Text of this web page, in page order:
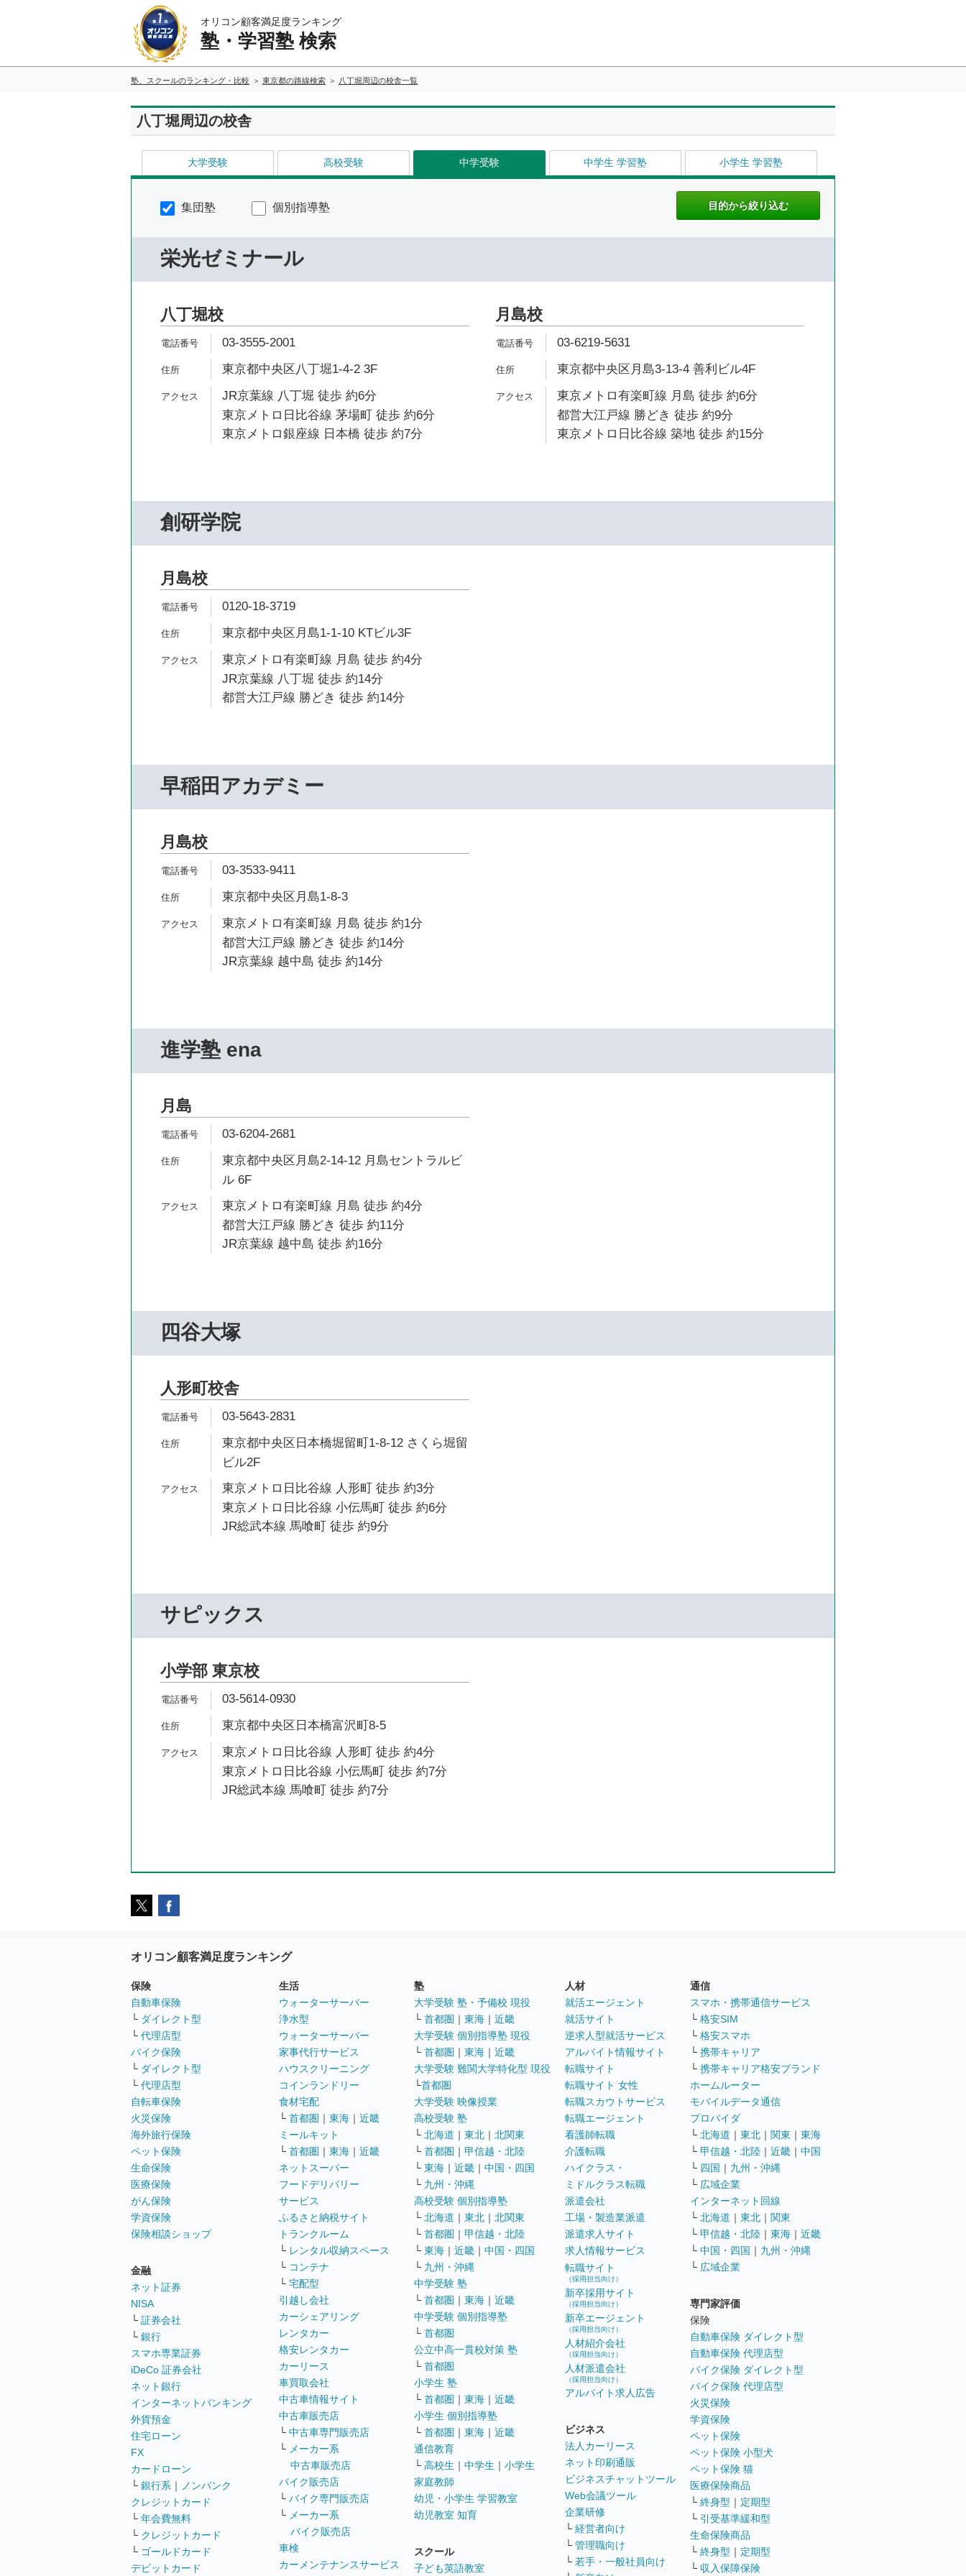
オリコン顧客満足度ランキング
塾・学習塾 検索
塾、スクールのランキング・比較 東京都の路線検索 八丁堀周辺の校舎一覧
八丁堀周辺の校舎
大学受験 高校受験 中学受験 中学生 学習塾 小学生 学習塾
集団塾 個別指導塾
栄光ゼミナール
八丁堀校
03-3555-2001
東京都中央区八丁堀1-4-2 3F
JR京葉線 八丁堀 徒歩 約6分
東京メトロ日比谷線 茅場町 徒歩 約6分
東京メトロ銀座線 日本橋 徒歩 約7分
月島校
03-6219-5631
東京都中央区月島3-13-4 善利ビル4F
東京メトロ有楽町線 月島 徒歩 約6分
都営大江戸線 勝どき 徒歩 約9分
東京メトロ日比谷線 築地 徒歩 約15分
創研学院
月島校
0120-18-3719
東京都中央区月島1-1-10 KTビル3F
東京メトロ有楽町線 月島 徒歩 約4分
JR京葉線 八丁堀 徒歩 約14分
都営大江戸線 勝どき 徒歩 約14分
早稲田アカデミー
月島校
03-3533-9411
東京都中央区月島1-8-3
東京メトロ有楽町線 月島 徒歩 約1分
都営大江戸線 勝どき 徒歩 約14分
JR京葉線 越中島 徒歩 約14分
進学塾 ena
月島
03-6204-2681
東京都中央区月島2-14-12 月島セントラルビ
ル 6F
東京メトロ有楽町線 月島 徒歩 約4分
都営大江戸線 勝どき 徒歩 約11分
JR京葉線 越中島 徒歩 約16分
四谷大塚
人形町校舎
03-5643-2831
東京都中央区日本橋堀留町1-8-12 さくら堀留
ビル2F
東京メトロ日比谷線 人形町 徒歩 約3分
東京メトロ日比谷線 小伝馬町 徒歩 約6分
JR総武本線 馬喰町 徒歩 約9分
サピックス
小学部 東京校
03-5614-0930
東京都中央区日本橋富沢町8-5
東京メトロ日比谷線 人形町 徒歩 約4分
東京メトロ日比谷線 小伝馬町 徒歩 約7分
JR総武本線 馬喰町 徒歩 約7分
オリコン顧客満足度ランキング
保険
自動車保険
└ ダイレクト型
└ 代理店型
バイク保険
└ ダイレクト型
└ 代理店型
自転車保険
火災保険
海外旅行保険
ペット保険
生命保険
医療保険
がん保険
学資保険
保険相談ショップ
金融
ネット証券
NISA
└ 証券会社
└ 銀行
スマホ専業証券
iDeCo 証券会社
ネット銀行
インターネットバンキング
外貨預金
住宅ローン
FX
カードローン
└ 銀行系 ｜
ノンバンク
クレジットカード
└ 年会費無料
└ クレジットカード
└ ゴールドカード
デビットカード
生活
ウォーターサーバー
浄水型
ウォーターサーバー
家事代行サービス
ハウスクリーニング
コインランドリー
食材宅配
└ 首都圏 ｜ 東海 ｜ 近畿
ミールキット
└ 首都圏 ｜ 東海 ｜ 近畿
ネットスーパー
フードデリバリー
サービス
ふるさと納税サイト
トランクルーム
└ レンタル収納スペース
└ コンテナ
└ 宅配型
引越し会社
カーシェアリング
レンタカー
格安レンタカー
カーリース
車買取会社
中古車情報サイト
中古車販売店
└ 中古車専門販売店
└ メーカー系
中古車販売店
バイク販売店
└ バイク専門販売店
└ メーカー系
バイク販売店
車検
カーメンテナンスサービス
塾
大学受験 塾・予備校 現役
└ 首都圏 ｜ 東海 ｜ 近畿
大学受験 個別指導塾 現役
└ 首都圏 ｜ 東海 ｜ 近畿
大学受験 難関大学特化型 現役
└首都圏
大学受験 映像授業
高校受験 塾
└ 北海道 ｜ 東北 ｜ 北関東
└ 首都圏 ｜ 甲信越・北陸
└ 東海 ｜ 近畿 ｜ 中国・四国
└ 九州・沖縄
高校受験 個別指導塾
└ 北海道 ｜ 東北 ｜ 北関東
└ 首都圏 ｜ 甲信越・北陸
└ 東海 ｜ 近畿 ｜ 中国・四国
└ 九州・沖縄
中学受験 塾
└ 首都圏 ｜ 東海 ｜ 近畿
中学受験 個別指導塾
└ 首都圏
公立中高一貫校対策 塾
└ 首都圏
小学生 塾
└ 首都圏 ｜ 東海 ｜ 近畿
小学生 個別指導塾
└ 首都圏 ｜ 東海 ｜ 近畿
通信教育
└ 高校生 ｜ 中学生 ｜ 小学生
家庭教師
幼児・小学生 学習教室
幼児教室 知育
スクール
子ども英語教室
人材
就活エージェント
就活サイト
逆求人型就活サービス
アルバイト情報サイト
転職サイト
転職サイト 女性
転職スカウトサービス
転職エージェント
看護師転職
介護転職
ハイクラス・
ミドルクラス転職
派遣会社
工場・製造業派遣
派遣求人サイト
求人情報サービス
転職サイト
（採用担当向け）
新卒採用サイト
（採用担当向け）
新卒エージェント
（採用担当向け）
人材紹介会社
（採用担当向け）
人材派遣会社
（採用担当向け）
アルバイト求人広告
ビジネス
法人カーリース
ネット印刷通販
ビジネスチャットツール
Web会議ツール
企業研修
└ 経営者向け
└ 管理職向け
└ 若手・一般社員向け
通信
スマホ・携帯通信サービス
└ 格安SIM
└ 格安スマホ
└ 携帯キャリア
└ 携帯キャリア格安ブランド
ホームルーター
モバイルデータ通信
プロバイダ
└ 北海道 ｜ 東北 ｜ 関東 ｜ 東海
└ 甲信越・北陸 ｜ 近畿 ｜ 中国
└ 四国 ｜ 九州・沖縄
└ 広域企業
インターネット回線
└ 北海道 ｜ 東北 ｜ 関東
└ 甲信越・北陸 ｜ 東海 ｜ 近畿
└ 中国・四国 ｜ 九州・沖縄
└ 広域企業
専門家評価
保険
自動車保険 ダイレクト型
自動車保険 代理店型
バイク保険 ダイレクト型
バイク保険 代理店型
火災保険
学資保険
ペット保険
ペット保険 小型犬
ペット保険 猫
医療保険商品
└ 終身型 ｜ 定期型
└ 引受基準緩和型
生命保険商品
└ 終身型 ｜ 定期型
└ 収入保障保険